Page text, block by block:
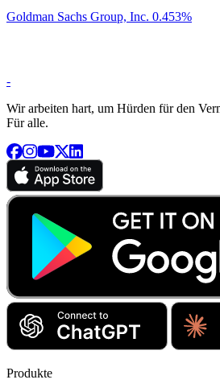
Goldman Sachs Group, Inc. 0.453%
-
Wir arbeiten hart, um Hürden für den
Für alle.
Produkte